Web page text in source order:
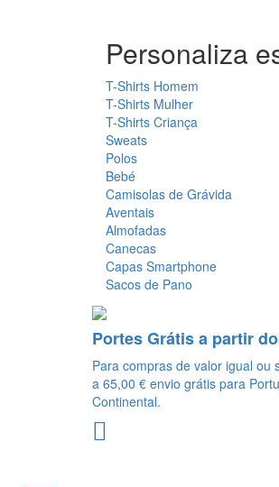
Personaliza
T-Shirts Homem
T-Shirts Mulher
T-Shirts Criança
Sweats
Polos
Bebé
Camisolas de Grávida
Aventais
Almofadas
Canecas
Capas Smartphone
Sacos de Pano
Portes Grátis a partir
Para compras de valor igual ou
a 65,00 € envio grátis para
Continental.